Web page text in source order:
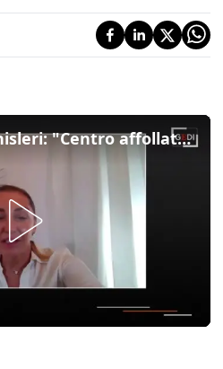
Metropolis/124 - Ghisleri: "Centro affollato di sigle ma non di voti, italiani cercano proposta forte"